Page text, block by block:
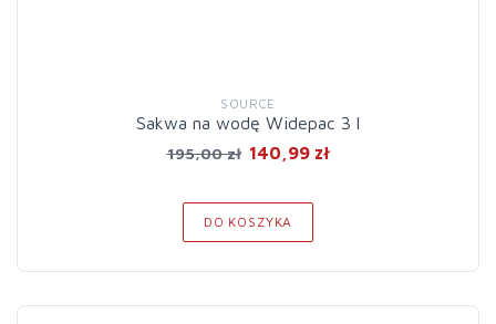
SOURCE
Sakwa na wodę Widepac 3 l
195,00 zł 140,99 zł
DO KOSZYKA